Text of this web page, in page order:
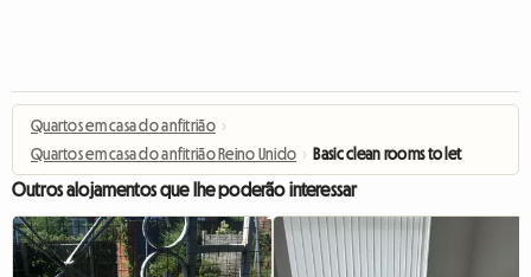
Quartos em casa do anfitrião ›
Quartos em casa do anfitrião Reino Unido › Basic clean rooms to let
Outros alojamentos que lhe poderão interessar